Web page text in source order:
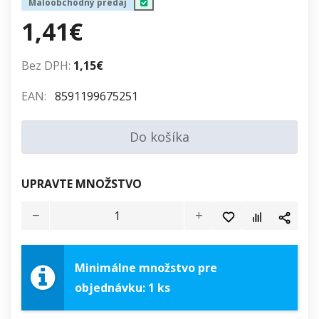
Maloobchodný predaj
1,41€
Bez DPH: 1,15€
EAN: 8591199675251
Do košíka
UPRAVTE MNOŽSTVO
Minimálne množstvo pre
objednávku: 1 ks